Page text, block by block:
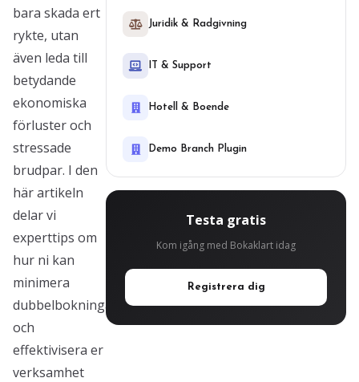
bara skada ert
rykte, utan
även leda till
betydande
ekonomiska
förluster och
stressade
brudpar. I den
här artikeln
delar vi
experttips om
hur ni kan
minimera
dubbelbokningar
och
effektivisera er
verksamhet
Juridik & Radgivning
IT & Support
Hotell & Boende
Demo Branch Plugin
Testa gratis
Kom igång med Bokaklart idag
Registrera dig